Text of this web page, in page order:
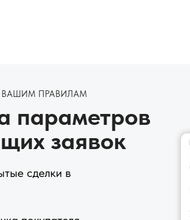
ПРАВИЛАМ
параметров
заявок
сделки в